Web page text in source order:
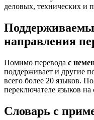
деловых, технических и
направления
Помимо перевода с
поддерживает и другие
всего более 20 языков.
переключателе языков на
Словарь с